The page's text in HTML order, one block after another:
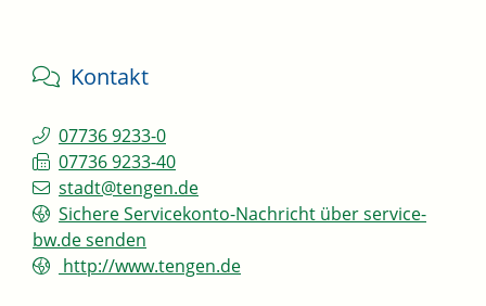
Kontakt
07736 9233-0
07736 9233-40
stadt@tengen.de
Sichere Servicekonto-Nachricht über service-
bw.de senden
http://www.tengen.de